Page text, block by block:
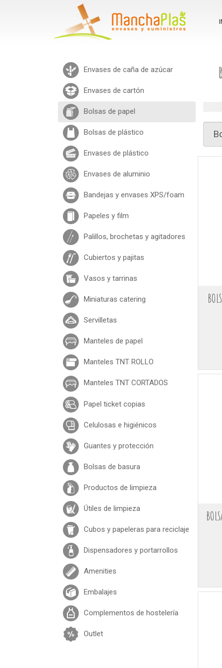
Envases de caña de azúcar
Envases de cartón
Bolsas de papel
Bolsas de plástico
Envases de plástico
Envases de aluminio
Bandejas y envases XPS/foam
Papeles y film
Palillos, brochetas y agitadores
Cubiertos y pajitas
Vasos y tarrinas
Miniaturas catering
Servilletas
Manteles de papel
Manteles TNT ROLLO
Manteles TNT CORTADOS
Papel ticket copias
Celulosas e higiénicos
Guantes y protección
Bolsas de basura
Productos de limpieza
Útiles de limpieza
Cubos y papeleras para reciclaje
Dispensadores y portarrollos
Amenities
Embalajes
Complementos de hostelería
Outlet